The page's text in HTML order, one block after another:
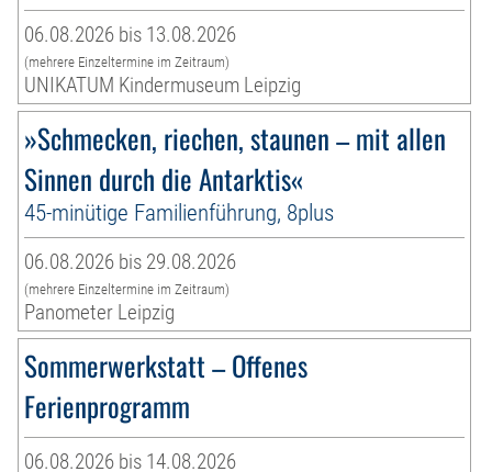
06.08.2026 bis 13.08.2026
(mehrere Einzeltermine im Zeitraum)
UNIKATUM Kindermuseum Leipzig
»Schmecken, riechen, staunen – mit allen
Sinnen durch die Antarktis«
45-minütige Familienführung, 8plus
06.08.2026 bis 29.08.2026
(mehrere Einzeltermine im Zeitraum)
Panometer Leipzig
Sommerwerkstatt – Offenes
Ferienprogramm
06.08.2026 bis 14.08.2026